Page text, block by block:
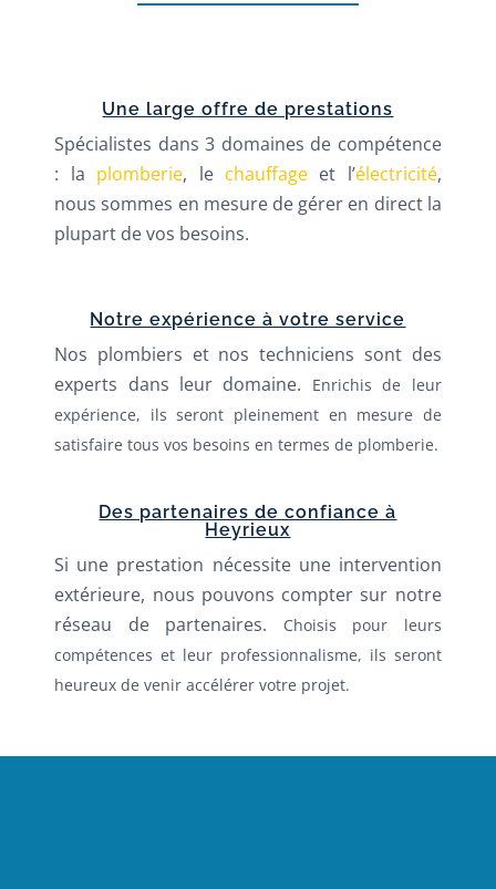
Une large offre de prestations
Spécialistes dans 3 domaines de compétence
: la plomberie, le chauffageet l’électricité,
nous sommes en mesure de gérer en direct la
plupart de vos besoins.
Notre expérience à votre service
Nos plombiers et nos techniciens sont des
experts dans leur domaine.
Enrichis de leur
expérience, ils seront pleinement en mesure de
satisfaire tous vos besoins en termes de plomberie.
Des partenaires de confiance à
Heyrieux
Si une prestation nécessite une intervention
extérieure, nous pouvons compter sur notre
réseau de partenaires.
Choisis pour leurs
compétences et leur professionnalisme, ils seront
heureux de venir accélérer votre projet.